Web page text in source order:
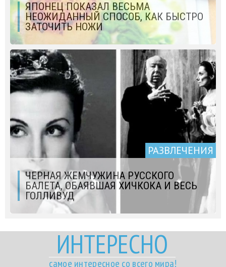
ЯПОНЕЦ ПОКАЗАЛ ВЕСЬМА
НЕОЖИДАННЫЙ СПОСОБ, КАК БЫСТРО
ЗАТОЧИТЬ НОЖИ
РАЗВЛЕЧЕНИЯ
ЧЕРНАЯ ЖЕМЧУЖИНА РУССКОГО
БАЛЕТА, ОБАЯВШАЯ ХИЧКОКА И ВЕСЬ
ГОЛЛИВУД
ИНТЕРЕСНО
самое интересное со всего мира!